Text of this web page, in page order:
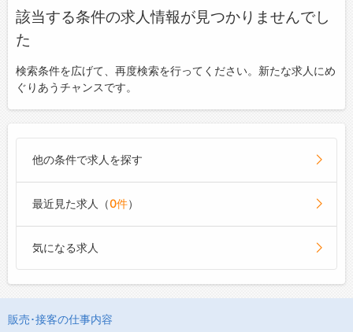
該当する条件の求人情報が見つかりませんでし
た
検索条件を広げて、再度検索を行ってください。新たな求人にめ
ぐりあうチャンスです。
他の条件で求人を探す
最近見た求人（0件）
気になる求人
販売･接客の仕事内容